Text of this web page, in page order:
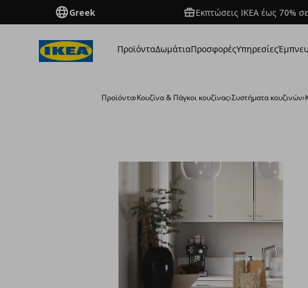
Greek Εκπτώσεις IKEA έως 70%
ΠροϊόνταΔωμάτιαΠροσφορέςΥπηρεσίες
Προϊόντα›Κουζίνα & Πάγκοι κουζίνας›Συστήματα κουζινών›